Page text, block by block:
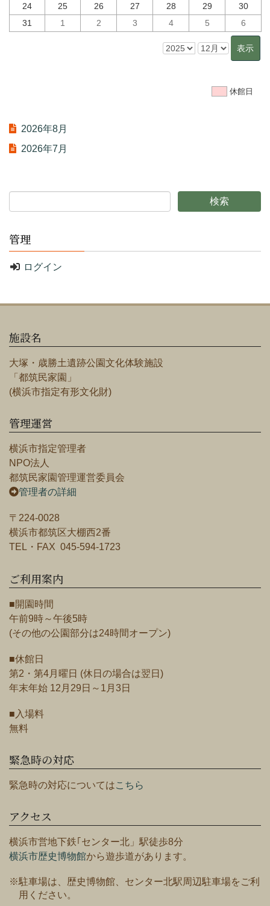
24
25 26 27 28 29
30
31
1 2 3 4 5 6
休館日
2026年8月
2026年7月
管理
ログイン
施設名
大塚・歳勝土遺跡公園文化体験施設
「都筑民家園」
(横浜市指定有形文化財)
管理運営
横浜市指定管理者
NPO法人
都筑民家園管理運営委員会
管理者の詳細
〒224-0028
横浜市都筑区大棚西2番
TEL・FAX 045-594-1723
ご利用案内
■開園時間
午前9時～午後5時
(その他の公園部分は24時間オープン)
■休館日
第2・第4月曜日 (休日の場合は翌日)
年末年始 12月29日～1月3日
■入場料
無料
緊急時の対応
緊急時の対応についてはこちら
アクセス
横浜市営地下鉄｢センター北」駅徒歩8分
横浜市歴史博物館から遊歩道があります。
※駐車場は、歴史博物館、センター北駅周辺駐車場をご利
用ください。